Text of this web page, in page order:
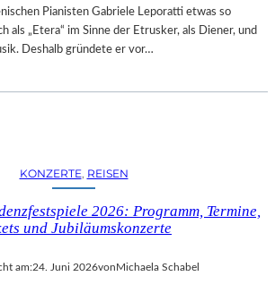
Pianisten Gabriele Leporatti etwas so
als „Etera“ im Sinne der Etrusker, als Diener, und
Deshalb gründete er vor…
KONZERTE, REISEN
2026: Programm, Termine,
und Jubiläumskonzerte
am:24. Juni 2026vonMichaela Schabel